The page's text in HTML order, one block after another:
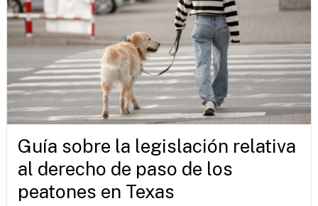
Guía sobre la legislación relativa
al derecho de paso de los
peatones en Texas